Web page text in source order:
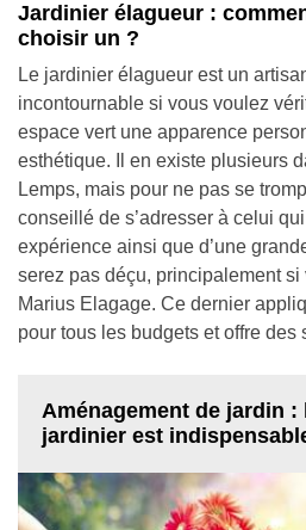
Jardinier élagueur :
choisir un ?
Le jardinier élagueur est un
incontournable si vous voulez
espace vert une apparence
esthétique. Il en existe plusieurs
Lemps, mais pour ne pas se
conseillé de s’adresser à celui
expérience ainsi que d’une
serez pas déçu, principalement
Marius Elagage. Ce dernier
pour tous les budgets et offre des
Aménagement de jardin :
jardinier est